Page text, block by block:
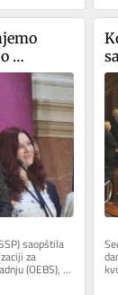
saopštila
za
(OEBS),
vlast...